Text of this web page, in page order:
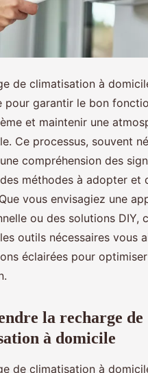
de climatisation à
pour garantir le bon
et maintenir une
Ce processus, souvent
compréhension des
méthodes à adopter et
vous envisagiez une
ou des solutions DIY,
outils nécessaires vous
éclairées pour
la recharge de
à domicile
de climatisation à